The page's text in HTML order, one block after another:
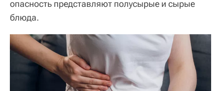
опасность представляют полусырые и сырые
блюда.